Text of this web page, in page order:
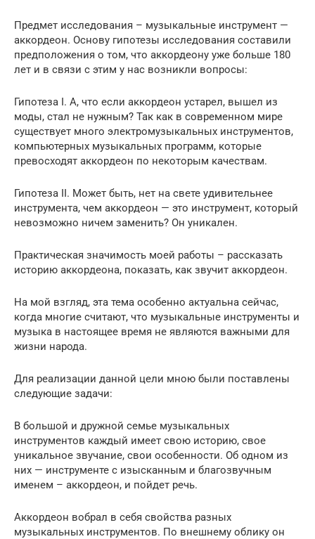
Предмет исследования – музыкальные инструмент —
аккордеон. Основу гипотезы исследования составили
предположения о том, что аккордеону уже больше 180
лет и в связи с этим у нас возникли вопросы:
Гипотеза I. А, что если аккордеон устарел, вышел из
моды, стал не нужным? Так как в современном мире
существует много электромузыкальных инструментов,
компьютерных музыкальных программ, которые
превосходят аккордеон по некоторым качествам.
Гипотеза II. Может быть, нет на свете удивительнее
инструмента, чем аккордеон — это инструмент, который
невозможно ничем заменить? Он уникален.
Практическая значимость моей работы – рассказать
историю аккордеона, показать, как звучит аккордеон.
На мой взгляд, эта тема особенно актуальна сейчас,
когда многие считают, что музыкальные инструменты и
музыка в настоящее время не являются важными для
жизни народа.
Для реализации данной цели мною были поставлены
следующие задачи:
В большой и дружной семье музыкальных
инструментов каждый имеет свою историю, свое
уникальное звучание, свои особенности. Об одном из
них — инструменте с изысканным и благозвучным
именем – аккордеон, и пойдет речь.
Аккордеон вобрал в себя свойства разных
музыкальных инструментов. По внешнему облику он